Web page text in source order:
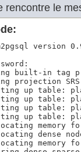
rencontre le
version
built-in tag
projection
up table:
up table:
up table:
up table:
memory
dense
memory